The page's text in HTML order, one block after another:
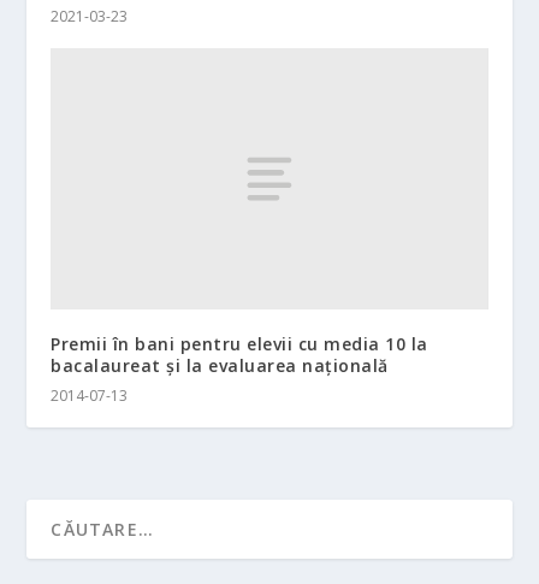
2021-03-23
Premii în bani pentru elevii cu media 10 la
bacalaureat şi la evaluarea naţională
2014-07-13